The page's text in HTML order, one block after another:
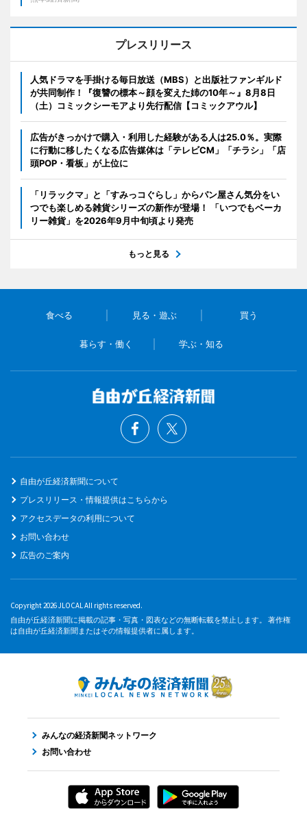
プレスリリース
人気ドラマを手掛ける毎日放送（MBS）と出版社ファンギルド
が共同制作！『復讐の標本～顔を変えた姉の10年～』8月8日
（土）コミックシーモアより先行配信【コミックアウル】
広告がきっかけで購入・利用した経験がある人は25.0％。実際
に行動に移したくなる広告媒体は「テレビCM」「チラシ」「店
頭POP・看板」が上位に
「リラックマ」と「すみっコぐらし」からパン屋さん気分をい
つでも楽しめる雑貨シリーズの新作が登場！ 「いつでもベーカ
リー雑貨」を2026年9月中旬頃より発売
もっと見る
食べる 見る・遊ぶ 買う
暮らす・働く 学ぶ・知る
自由が丘経済新聞について
プレスリリース・情報提供はこちらから
アクセスデータの利用について
お問い合わせ
広告のご案内
Copyright 2026 JLOCAL All rights reserved.
自由が丘経済新聞に掲載の記事・写真・図表などの無断転載を禁止します。 著作権
は自由が丘経済新聞またはその情報提供者に属します。
みんなの経済新聞ネットワーク
お問い合わせ